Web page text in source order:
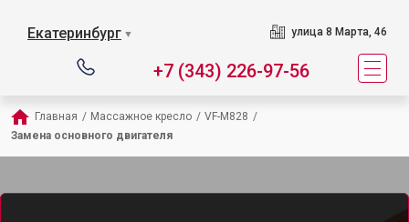
Екатеринбург ▼ улица 8 Марта, 46
+7 (343) 226-97-56
Главная / Массажное кресло / VF-M828 /
Замена основного двигателя